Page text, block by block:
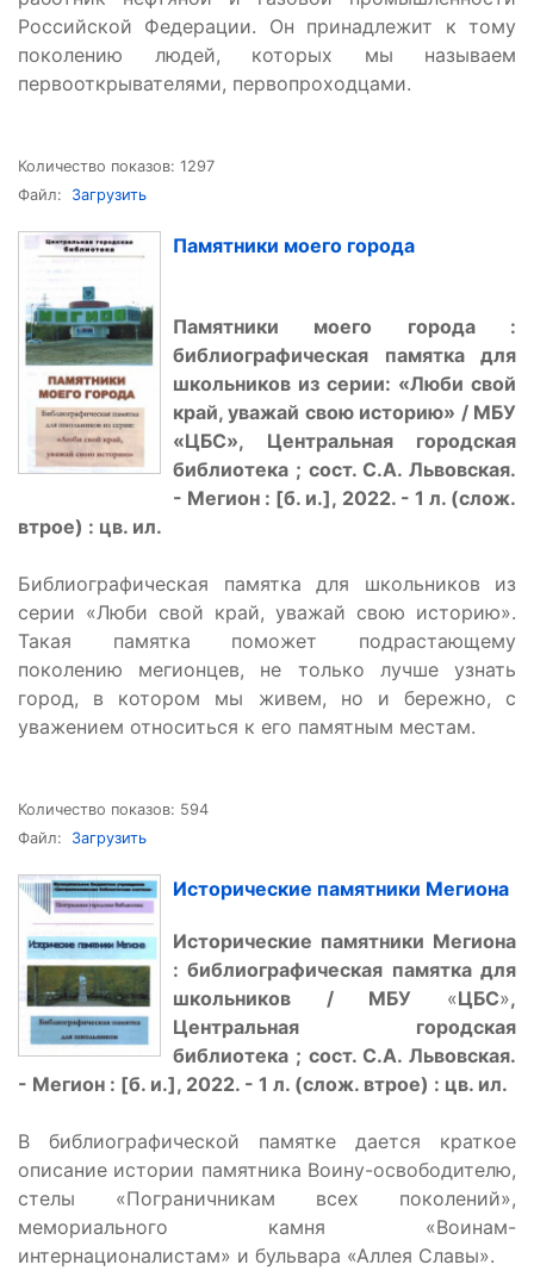
Российской Федерации. Он принадлежит к тому
поколению людей, которых мы называем
первооткрывателями, первопроходцами.
Количество показов: 1297
Файл: Загрузить
Памятники моего города
Памятники моего города :
библиографическая памятка для
школьников из серии: «Люби свой
край, уважай свою историю» / МБУ
«ЦБС», Центральная городская
библиотека ; сост. С.А. Львовская.
- Мегион : [б. и.], 2022. - 1 л. (слож.
втрое) : цв. ил.
Библиографическая памятка для школьников из
серии «Люби свой край, уважай свою историю».
Такая памятка поможет подрастающему
поколению мегионцев, не только лучше узнать
город, в котором мы живем, но и бережно, с
уважением относиться к его памятным местам.
Количество показов: 594
Файл: Загрузить
Исторические памятники Мегиона
Исторические памятники Мегиона
: библиографическая памятка для
школьников / МБУ «ЦБС»,
Центральная городская
библиотека ; сост. С.А. Львовская.
- Мегион : [б. и.], 2022. - 1 л. (слож. втрое) : цв. ил.
В библиографической памятке дается краткое
описание истории памятника Воину-освободителю,
стелы «Пограничникам всех поколений»,
мемориального камня «Воинам-
интернационалистам» и бульвара «Аллея Славы».